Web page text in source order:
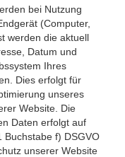
bei Nutzung
(Computer,
werden die aktuell
Datum und
Ihres
Dies erfolgt für
unseres
Website. Die
Daten erfolgt auf
Buchstabe f) DSGVO
unserer Website